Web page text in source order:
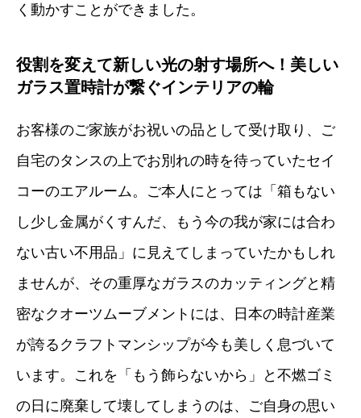
く動かすことができました。
役割を変えて新しい光の射す場所へ！美しい
ガラス置時計が繋ぐインテリアの輪
お客様のご家族がお祝いの品として受け取り、ご
自宅のタンスの上でお別れの時を待っていたセイ
コーのエアルーム。ご本人にとっては「箱もない
し少し金属がくすんだ、もう今の我が家には合わ
ない古い不用品」に見えてしまっていたかもしれ
ませんが、その重厚なガラスのカッティングと精
密なクオーツムーブメントには、日本の時計産業
が誇るクラフトマンシップが今も美しく息づいて
います。これを「もう飾らないから」と不燃ゴミ
の日に廃棄して壊してしまうのは、ご自身の思い